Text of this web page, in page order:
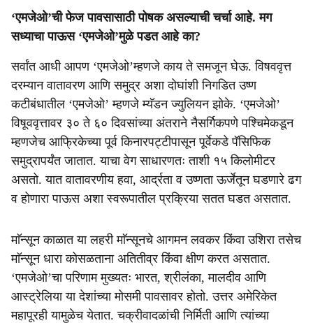
‘एमजेओ’ची फेज पावसासाठी पोषक असल्याची चर्चा आहे. मग
सध्याचा पाऊस ‘एमजेओ’मुळे पडत आहे का?
सर्वांत आधी आपण ‘एमजेओ’म्हणजे काय ते समजून घेऊ. विषववृत्त
दरम्यान वातावरण आणि समुद्र अशा दोघांशी निगडित उष्ण
कटीबंधातील ‘एमजेओ’ म्हणजे म्यॅडन ज्युलियन झोके. ‘एमजेओ’
विषूववृत्तावर ३० ते ६० दिवसांच्या अंतराने नैसर्गिकपणे पश्चिमेकडून
म्हणजेच आफ्रिकेच्या पूर्व किनारपट्टीपासून पूर्वेकडे पॅसिफिक
समुद्रापर्यंत जातात. याचा वेग साधारणतः ताशी १५ किलोमीटर
असतो. यात वातावरणीय हवा, आर्द्रता व उष्णता ऊर्जेतून घडणारे ढग
व होणारा पाऊस अशा स्वरूपातील प्रक्रिया सतत घडत असतात.
माॅन्सून काळात या लहरी माॅन्सूनचे आगमन लवकर किंवा उशिरा तसेच
माॅन्सून धारा कोसळताना अतितीव्र किंवा क्षीण करत असतात.
‘एमजेओ’चा परिणाम मुख्यतः भारत, श्रीलंका, मालदीव आणि
आस्ट्रेलिया या देशांच्या मोसमी पावसावर होतो. उत्तर अमेरिकेत
महापूरही यामुळेच येतात. चक्रीवादळांची निर्मिती आणि त्यांच्या